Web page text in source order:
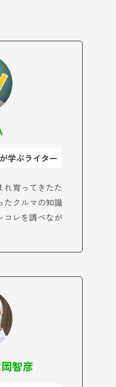
学ぶライター
れ育ってきたた
たクルマの知識
コレを調べなが
智彦